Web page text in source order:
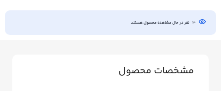
10 نفر در حال مشاهده محصول هستند
مشخصات محصول